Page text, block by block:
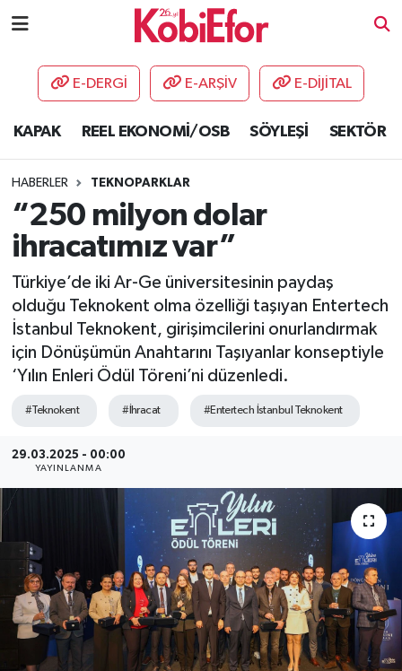
E-DERGİ E-ARŞİV E-DİJİTAL
KAPAK REEL EKONOMİ/OSB SÖYLEŞİ SEKTÖR
HABERLER TEKNOPARKLAR
“250 milyon dolar
ihracatımız var”
Türkiye’de iki Ar-Ge üniversitesinin paydaş
olduğu Teknokent olma özelliği taşıyan Entertech
İstanbul Teknokent, girişimcilerini onurlandırmak
için Dönüşümün Anahtarını Taşıyanlar konseptiyle
‘Yılın Enleri Ödül Töreni’ni düzenledi.
#Teknokent #İhracat #Entertech İstanbul Teknokent
29.03.2025 - 00:00
YAYINLANMA
AKADEMİ
DESTEK-TEŞVİK
ETKİNLİK
GÜNCEL
HABERLER
KAPAK
ÜLKE
YAŞAM